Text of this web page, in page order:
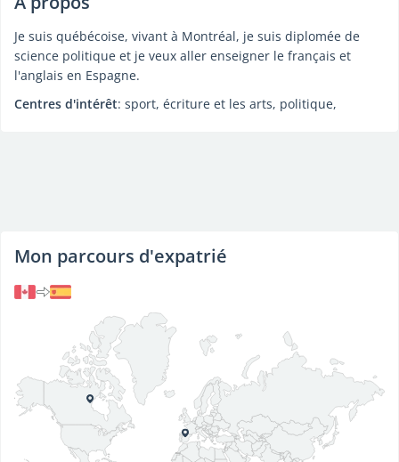
Je suis québécoise, vivant à Montréal, je suis diplomée de
science politique et je veux aller enseigner le français et
l'anglais en Espagne.
Centres d'intérêt: sport, écriture et les arts, politique,
Mon parcours d'expatrié